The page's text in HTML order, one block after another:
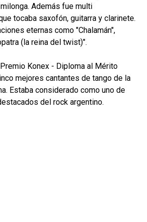
Además fue multi
tocaba saxofón, guitarra y clarinete.
eternas como "Chalamán",
(la reina del twist)".
Konex - Diploma al Mérito
mejores cantantes de tango de la
Estaba considerado como uno de
del rock argentino.